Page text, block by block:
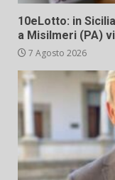
10eLotto: in
a Misilmeri (PA)
7 Agosto 2026